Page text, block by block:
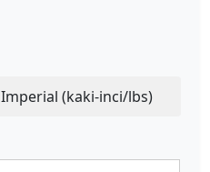
Imperial (kaki-inci/lbs)